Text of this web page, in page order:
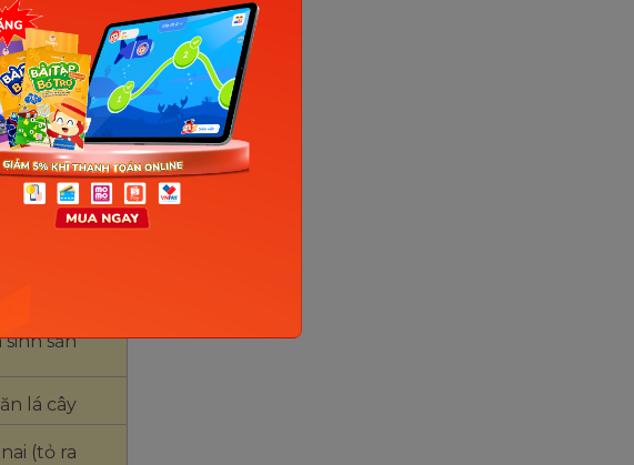
thổ
phối
động về
thái
sản
lá cây
(tỏ ra